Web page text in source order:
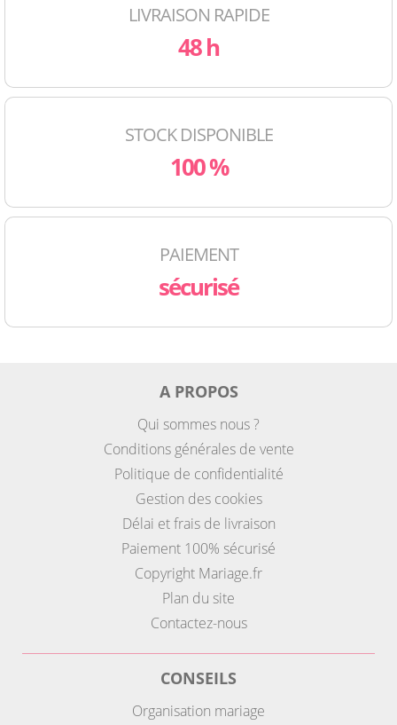
LIVRAISON RAPIDE
48 h
STOCK DISPONIBLE
100 %
PAIEMENT
sécurisé
A PROPOS
Qui sommes nous ?
Conditions générales de vente
Politique de confidentialité
Gestion des cookies
Délai et frais de livraison
Paiement 100% sécurisé
Copyright Mariage.fr
Plan du site
Contactez-nous
CONSEILS
Organisation mariage